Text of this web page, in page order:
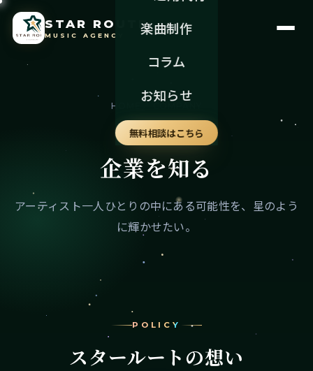
STAR ROUTE
MUSIC AGENCY
楽曲制作
コラム
お知らせ
無料相談はこちら
HOME
COMPANY
企業を知る
アーティスト一人ひとりの中にある可能性を、星のよう
に輝かせたい。
POLICY
スタールートの想い